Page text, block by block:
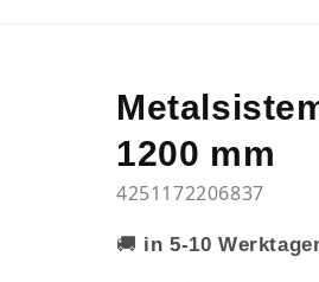
1200 mm
4251172206837
🚚 in 5-10